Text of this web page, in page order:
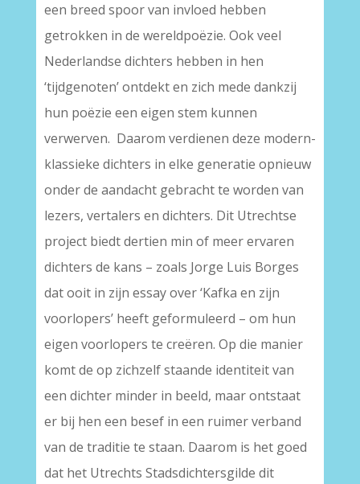
een breed spoor van invloed hebben
getrokken in de wereldpoëzie. Ook veel
Nederlandse dichters hebben in hen
‘tijdgenoten’ ontdekt en zich mede dankzij
hun poëzie een eigen stem kunnen
verwerven. Daarom verdienen deze modern-
klassieke dichters in elke generatie opnieuw
onder de aandacht gebracht te worden van
lezers, vertalers en dichters. Dit Utrechtse
project biedt dertien min of meer ervaren
dichters de kans – zoals Jorge Luis Borges
dat ooit in zijn essay over ‘Kafka en zijn
voorlopers’ heeft geformuleerd – om hun
eigen voorlopers te creëren. Op die manier
komt de op zichzelf staande identiteit van
een dichter minder in beeld, maar ontstaat
er bij hen een besef in een ruimer verband
van de traditie te staan. Daarom is het goed
dat het Utrechts Stadsdichtersgilde dit